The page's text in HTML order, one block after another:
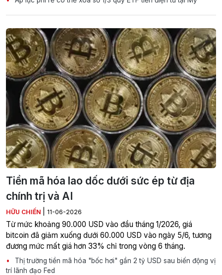
Tiền mã hóa lao dốc dưới sức ép từ địa
chính trị và AI
HỮU CHIẾN 11-06-2026
Từ mức khoảng 90.000 USD vào đầu tháng 1/2026, giá
bitcoin đã giảm xuống dưới 60.000 USD vào ngày 5/6, tương
đương mức mất giá hơn 33% chỉ trong vòng 6 tháng.
Thị trường tiền mã hóa "bốc hơi" gần 2 tỷ USD sau biến động vị
trí lãnh đạo Fed